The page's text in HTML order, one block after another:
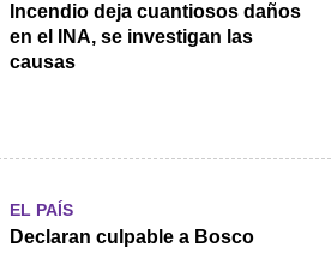
Incendio deja cuantiosos daños
en el INA, se investigan las
causas
EL PAÍS
Declaran culpable a Bosco